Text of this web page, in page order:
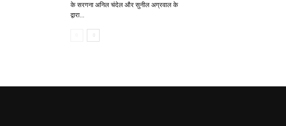
के सरगना अनिल चंदेल और सुनील अग्रवाल के
द्वारा...